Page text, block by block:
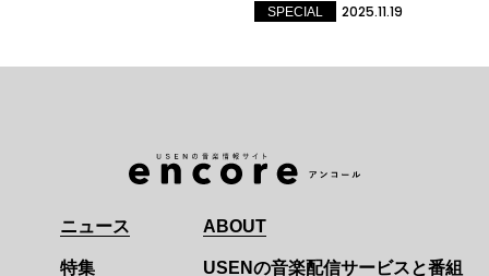
SPECIAL 2025.11.19
ニュース
特集
ABOUT
USENの音楽配信サービスと番組